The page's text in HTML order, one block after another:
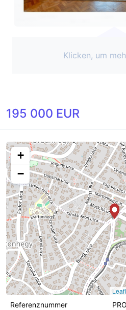
Klicken, um
195 000 EUR
+
−
Referenznummer